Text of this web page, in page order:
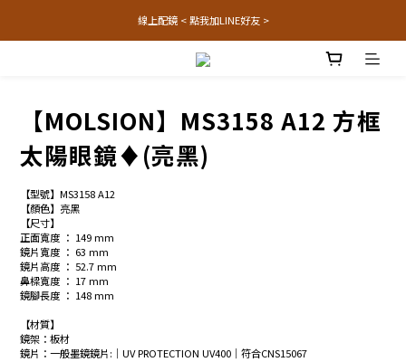
線上配鏡 < 點我加LINE好友 >
【MOLSION】MS3158 A12 方框
太陽眼鏡♦(亮黑)
【型號】MS3158 A12
【顏色】亮黑
【尺寸】
正面寬度 ： 149 mm
鏡片寬度 ： 63 mm
鏡片高度 ： 52.7 mm
鼻樑寬度 ： 17 mm
鏡腳長度 ： 148 mm
【材質】
鏡架：板材
鏡片：一般墨鏡鏡片:│UV PROTECTION UV400│符合CNS15067